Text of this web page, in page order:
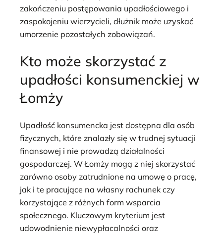
zakończeniu postępowania upadłościowego i
zaspokojeniu wierzycieli, dłużnik może uzyskać
umorzenie pozostałych zobowiązań.
Kto może skorzystać z
upadłości konsumenckiej w
Łomży
Upadłość konsumencka jest dostępna dla osób
fizycznych, które znalazły się w trudnej sytuacji
finansowej i nie prowadzą działalności
gospodarczej. W Łomży mogą z niej skorzystać
zarówno osoby zatrudnione na umowę o pracę,
jak i te pracujące na własny rachunek czy
korzystające z różnych form wsparcia
społecznego. Kluczowym kryterium jest
udowodnienie niewypłacalności oraz